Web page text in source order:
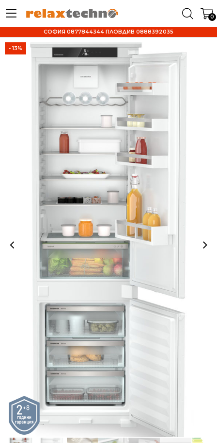
0
СОФИЯ 0877844344 ПЛОВДИВ 0888392035
- 13%